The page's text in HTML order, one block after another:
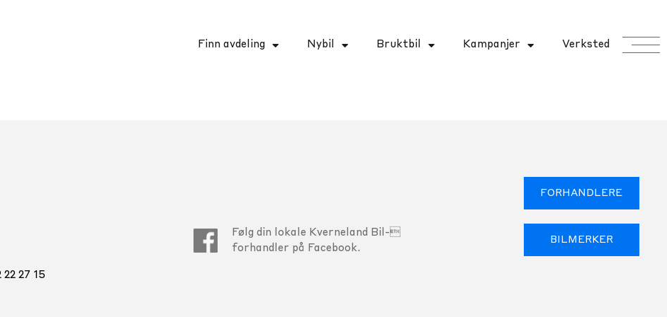
Finn avdeling Nybil Bruktbil Kampanjer Verksted
22 27 15
Følg din lokale Kverneland Bil-
forhandler på Facebook.
FORHANDLERE
BILMERKER